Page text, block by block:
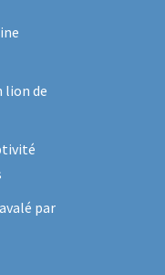
lion de
par